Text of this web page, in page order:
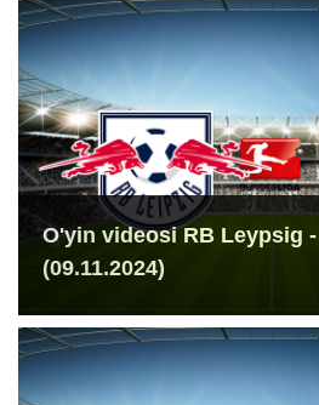
O'yin videosi RB Leypsig
(09.11.2024)